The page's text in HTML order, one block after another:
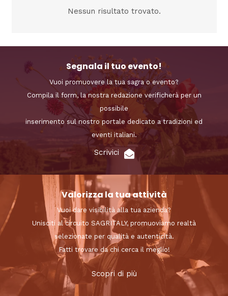
Nessun risultato trovato.
Segnala il tuo evento!
Vuoi promuovere la tua sagra o evento?
Compila il form, la nostra redazione verificherà per un
possibile
inserimento sul nostro portale dedicato a tradizioni ed
eventi italiani.
Scrivici
Valorizza la tua attività
Vuoi dare visibilità alla tua azienda?
Unisciti al circuito SAGRITALY, promuoviamo realtà
selezionate per qualità e autenticità.
Fatti trovare da chi cerca il meglio!
Scopri di più